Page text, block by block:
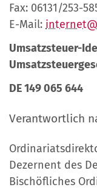
Fax: 06131/253-
E-Mail:
Umsatzsteuer-
DE 149 065 644
Verantwortlich
Dezernent des
Bischöfliches